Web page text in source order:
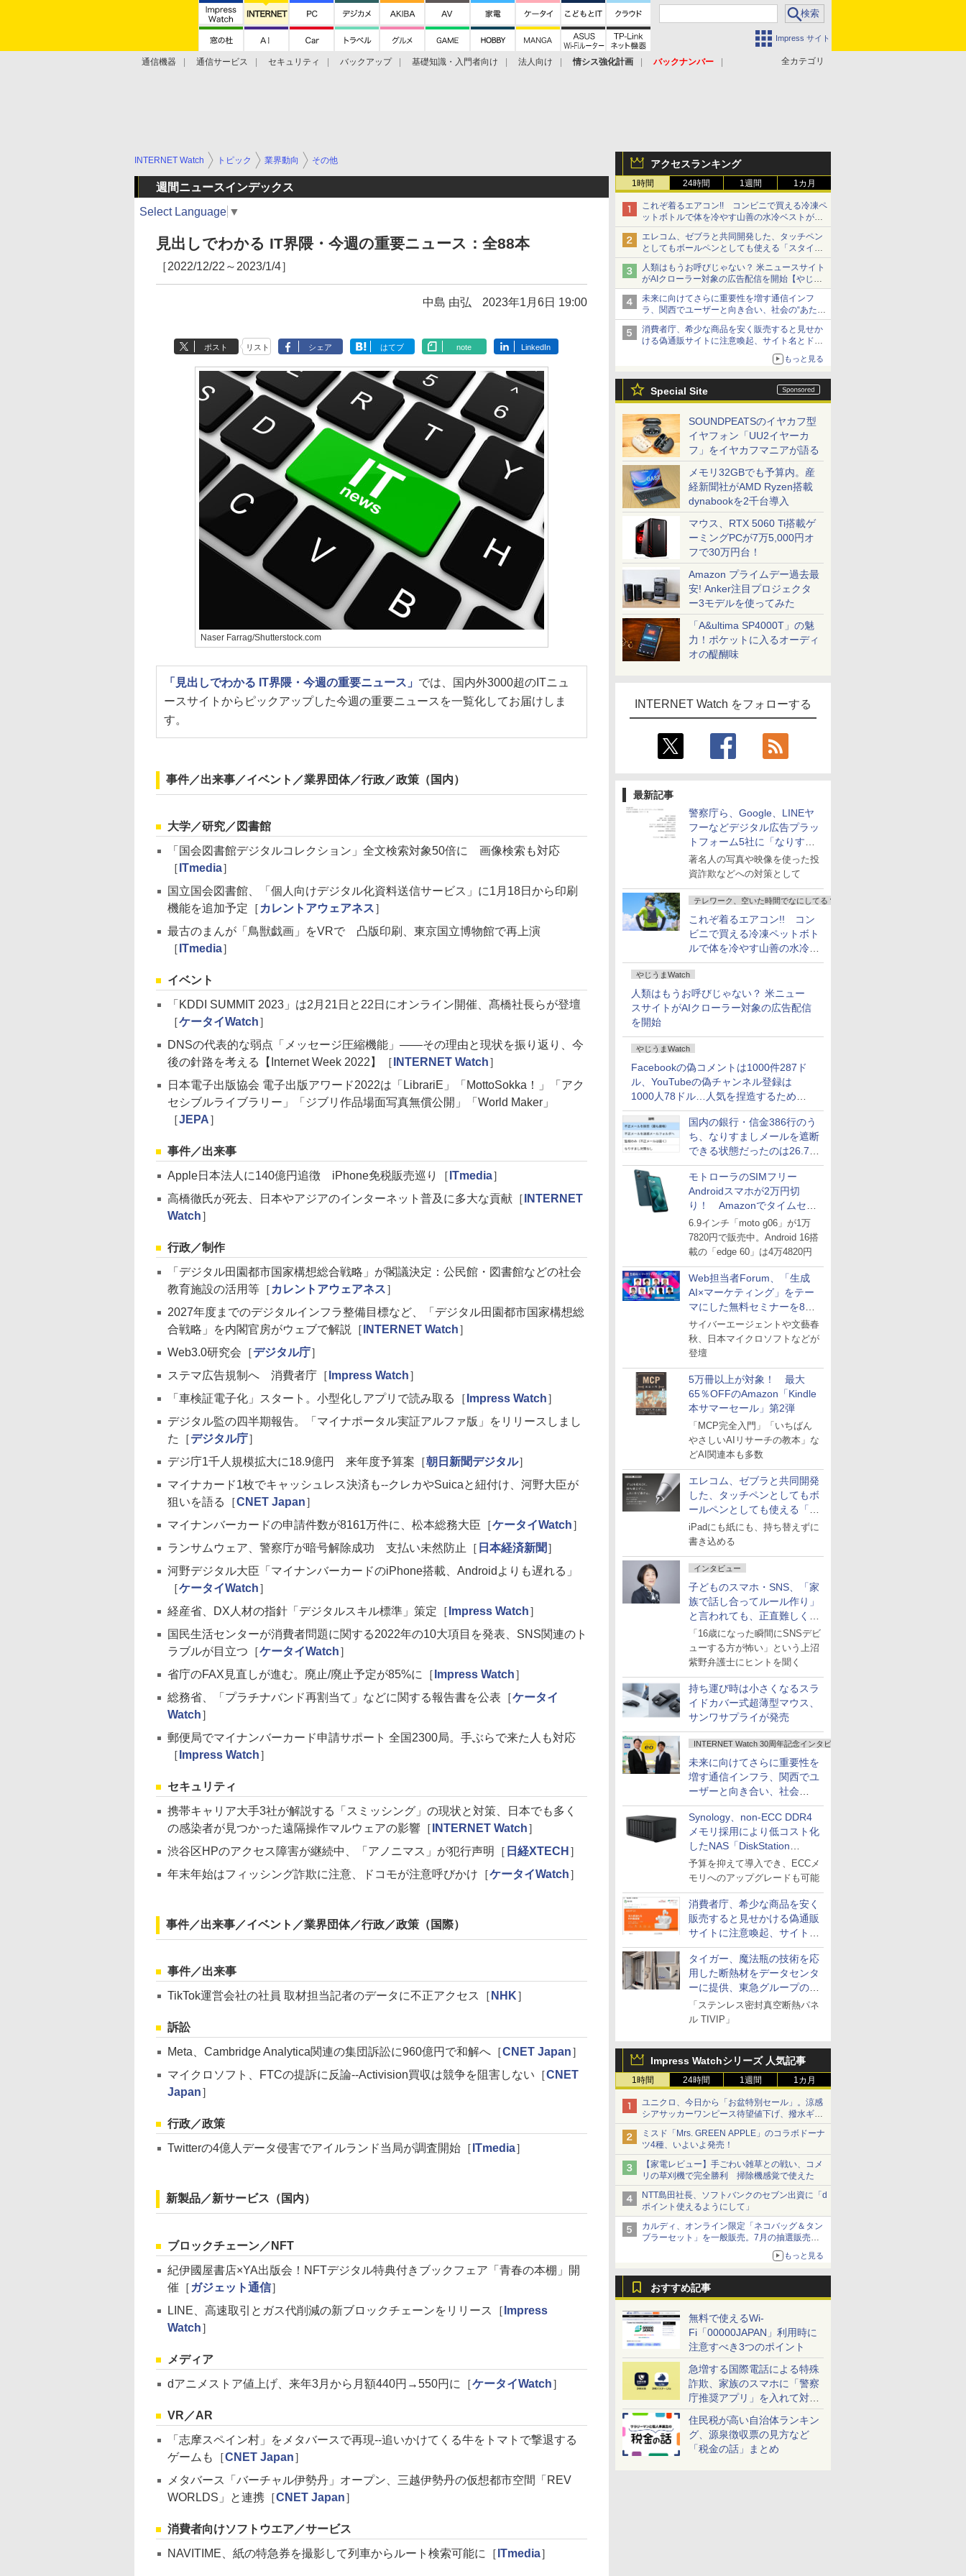
Impress サイト
全カテゴリ
通信機器 通信サービス セキュリティ バックアップ 基礎知識・入門者向け 法人向け 情シス強化計画
バックナンバー
アクセスランキング
1時間 24時間 1週間 1カ月
これぞ着るエアコン!! コンビニで買える冷凍ペ
ットボトルで体を冷やす山善の水冷ベストがロ
ードバイクにちょうどいい【ぼっち・ざ・ろー
ど！その14】【空いた時間でなにしてる？】
エレコム、ゼブラと共同開発した、タッチペン
としてもボールペンとしても使える「スタイラ
スツーウェイ」発売 iPadにも紙にも、持ち替
えずに書き込める
人類はもうお呼びじゃない？ 米ニュースサイト
がAIクローラー対象の広告配信を開始【やじう
まWatch】
未来に向けてさらに重要性を増す通信インフ
ラ、関西でユーザーと向き合い、社会の“あたら
しい”を起動し続ける～オプテージ
消費者庁、希少な商品を安く販売すると見せか
ける偽通販サイトに注意喚起、サイト名とドメ
もっと見る
Special Site
SOUNDPEATSのイヤカフ型
イヤフォン「UU2イヤーカ
フ」をイヤカフマニアが語る
メモリ32GBでも予算内。産
経新聞社がAMD Ryzen搭載
dynabookを2千台導入
マウス、RTX 5060 Ti搭載ゲ
ーミングPCが7万5,000円オ
フで30万円台！
Amazon プライムデー過去最
安! Anker注目プロジェクタ
ー3モデルを使ってみた
「A&ultima SP4000T」の魅
力！ポケットに入るオーディ
オの醍醐味
INTERNET Watch をフォローする
最新記事
警察庁ら、Google、LINEヤ
フーなどデジタル広告プラッ
トフォーム5社に「なりすま
し詐欺広告」対策強化を要請
著名人の写真や映像を使った投
資詐欺などへの対策として
テレワーク、空いた時間でなにしてる？
これぞ着るエアコン!! コン
ビニで買える冷凍ペットボト
ルで体を冷やす山善の水冷ベ
ストがロードバイクにちょう
どいい【ぼっち・ざ・ろー
ど！その14】
やじうまWatch
人類はもうお呼びじゃない？ 米ニュー
スサイトがAIクローラー対象の広告配信
を開始
やじうまWatch
Facebookの偽コメントは1000件287ド
ル、YouTubeの偽チャンネル登録は
1000人78ドル…人気を捏造するための
価格リストが公開中
国内の銀行・信金386行のう
ち、なりすましメールを遮断
できる状態だったのは26.7％
にとどまる～GMOブランド
セキュリティ調査
モトローラのSIMフリー
Androidスマホが2万円切
り！ Amazonでタイムセー
ル
6.9インチ「moto g06」が1万
7820円で販売中。Android 16搭
載の「edge 60」は4万4820円
Web担当者Forum、「生成
AI×マーケティング」をテー
マにした無料セミナーを8月
27日にオンライン開催
サイバーエージェントや文藝春
秋、日本マイクロソフトなどが
登壇
5万冊以上が対象！ 最大
65％OFFのAmazon「Kindle
本サマーセール」第2弾
「MCP完全入門」「いちばん
やさしいAIリサーチの教本」な
どAI関連本も多数
エレコム、ゼブラと共同開発
した、タッチペンとしてもボ
ールペンとしても使える「ス
タイラスツーウェイ」発売
iPadにも紙にも、持ち替えずに
書き込める
インタビュー
子どものスマホ・SNS、「家
族で話し合ってルール作り」
と言われても、正直難しくな
いですか？
「16歳になった瞬間にSNSデビ
ューする方が怖い」という上沼
紫野弁護士にヒントを聞く
持ち運び時は小さくなるスラ
イドカバー式超薄型マウス、
サンワサプライが発売
INTERNET Watch 30周年記念インタビュー
未来に向けてさらに重要性を
増す通信インフラ、関西でユ
ーザーと向き合い、社会
の“あたらしい”を起動し続け
る～オプテージ
Synology、non-ECC DDR4
メモリ採用により低コスト化
したNAS「DiskStation
neo+」シリーズ
予算を抑えて導入でき、ECCメ
モリへのアップグレードも可能
消費者庁、希少な商品を安く
販売すると見せかける偽通販
サイトに注意喚起、サイト名
とドメイン名を公表
タイガー、魔法瓶の技術を応
用した断熱材をデータセンタ
ーに提供、東急グループの実
証実験で
「ステンレス密封真空断熱パネ
ル TIVIP」
Impress Watchシリーズ 人気記事
1時間 24時間 1週間 1カ月
ユニクロ、今日から「お盆特別セール」。涼感
シアサッカーワンピース待望値下げ、撥水ギア
ショーツは1990円に
ミスド「Mrs. GREEN APPLE」のコラボドーナ
ツ4種、いよいよ発売！
【家電レビュー】手ごわい雑草との戦い、コメ
リの草刈機で完全勝利 掃除機感覚で使えた
NTT島田社長、ソフトバンクのセブン出資に「d
ポイント使えるようにして」
カルディ、オンライン限定「ネコバッグ＆タン
ブラーセット」を一般販売。7月の抽選販売の
もっと見る
おすすめ記事
無料で使えるWi-
Fi「00000JAPAN」利用時に
注意すべき3つのポイント
急増する国際電話による特殊
詐欺、家族のスマホに「警察
庁推奨アプリ」を入れて対策
しよう！
住民税が高い自治体ランキン
グ、源泉徴収票の見方など
「税金の話」まとめ
INTERNET Watch トピック 業界動向 その他
週間ニュースインデックス
Select Language ▼
見出しでわかる IT界隈・今週の重要ニュース：全88本
［2022/12/22～2023/1/4］
中島 由弘 2023年1月6日 19:00
ポスト リスト シェア はてブ note LinkedIn
Naser Farrag/Shutterstock.com
「見出しでわかる IT界隈・今週の重要ニュース」 では、国内外3000超のITニュ
ースサイトからピックアップした今週の重要ニュースを一覧化してお届けしま
す。
事件／出来事／イベント／業界団体／行政／政策（国内）
大学／研究／図書館
「国会図書館デジタルコレクション」全文検索対象50倍に 画像検索も対応
［ ITmedia］
国立国会図書館、「個人向けデジタル化資料送信サービス」に1月18日から印刷
機能を追加予定［ カレントアウェアネス］
最古のまんが「鳥獣戯画」をVRで 凸版印刷、東京国立博物館で再上演
［ ITmedia］
イベント
「KDDI SUMMIT 2023」は2月21日と22日にオンライン開催、髙橋社長らが登壇
［ケータイWatch］
DNSの代表的な弱点「メッセージ圧縮機能」――その理由と現状を振り返り、今
後の針路を考える【Internet Week 2022】［ INTERNET Watch］
日本電子出版協会 電子出版アワード2022は「LibrariE」「MottoSokka！」「アク
セシブルライブラリー」「ジブリ作品場面写真無償公開」「World Maker」
［JEPA］
事件／出来事
Apple日本法人に140億円追徴 iPhone免税販売巡り［ ITmedia］
高橋徹氏が死去、日本やアジアのインターネット普及に多大な貢献［ INTERNET
Watch］
行政／制作
「デジタル田園都市国家構想総合戦略」が閣議決定：公民館・図書館などの社会
教育施設の活用等［ カレントアウェアネス］
2027年度までのデジタルインフラ整備目標など、「デジタル田園都市国家構想総
合戦略」を内閣官房がウェブで解説［ INTERNET Watch］
Web3.0研究会［デジタル庁］
ステマ広告規制へ 消費者庁［ Impress Watch］
「車検証電子化」スタート。小型化しアプリで読み取る［ Impress Watch］
デジタル監の四半期報告。「マイナポータル実証アルファ版」をリリースしまし
た［デジタル庁］
デジ庁1千人規模拡大に18.9億円 来年度予算案［朝日新聞デジタル］
マイナカード1枚でキャッシュレス決済も--クレカやSuicaと紐付け、河野大臣が
狙いを語る［CNET Japan］
マイナンバーカードの申請件数が8161万件に、松本総務大臣［ケータイWatch］
ランサムウェア、警察庁が暗号解除成功 支払い未然防止［ 日本経済新聞 ］
河野デジタル大臣「マイナンバーカードのiPhone搭載、Androidよりも遅れる」
［ケータイWatch］
経産省、DX人材の指針「デジタルスキル標準」策定［ Impress Watch］
国民生活センターが消費者問題に関する2022年の10大項目を発表、SNS関連のト
ラブルが目立つ［ケータイWatch］
省庁のFAX見直しが進む。廃止/廃止予定が85%に［ Impress Watch］
総務省、「プラチナバンド再割当て」などに関する報告書を公表［ケータイ
Watch］
郵便局でマイナンバーカード申請サポート 全国2300局。手ぶらで来た人も対応
［ Impress Watch］
セキュリティ
携帯キャリア大手3社が解説する「スミッシング」の現状と対策、日本でも多く
の感染者が見つかった遠隔操作マルウェアの影響［ INTERNET Watch］
渋谷区HPのアクセス障害が継続中、「アノニマス」が犯行声明［ 日経XTECH ］
年末年始はフィッシング詐欺に注意、ドコモが注意呼びかけ［ケータイWatch］
事件／出来事／イベント／業界団体／行政／政策（国際）
事件／出来事
TikTok運営会社の社員 取材担当記者のデータに不正アクセス［ NHK］
訴訟
Meta、Cambridge Analytica関連の集団訴訟に960億円で和解へ［CNET Japan］
マイクロソフト、FTCの提訴に反論--Activision買収は競争を阻害しない［CNET
Japan］
行政／政策
Twitterの4億人データ侵害でアイルランド当局が調査開始［ ITmedia］
新製品／新サービス（国内）
ブロックチェーン／NFT
紀伊國屋書店×YA出版会！NFTデジタル特典付きブックフェア「青春の本棚」開
催［ ガジェット通信］
LINE、高速取引とガス代削減の新ブロックチェーンをリリース［ Impress
Watch］
メディア
dアニメストア値上げ、来年3月から月額440円→550円に［ケータイWatch］
VR／AR
「志摩スペイン村」をメタバースで再現--追いかけてくる牛をトマトで撃退する
ゲームも［CNET Japan］
メタバース「バーチャル伊勢丹」オープン、三越伊勢丹の仮想都市空間「REV
WORLDS」と連携［CNET Japan］
消費者向けソフトウエア／サービス
NAVITIME、紙の特急券を撮影して列車からルート検索可能に［ ITmedia］